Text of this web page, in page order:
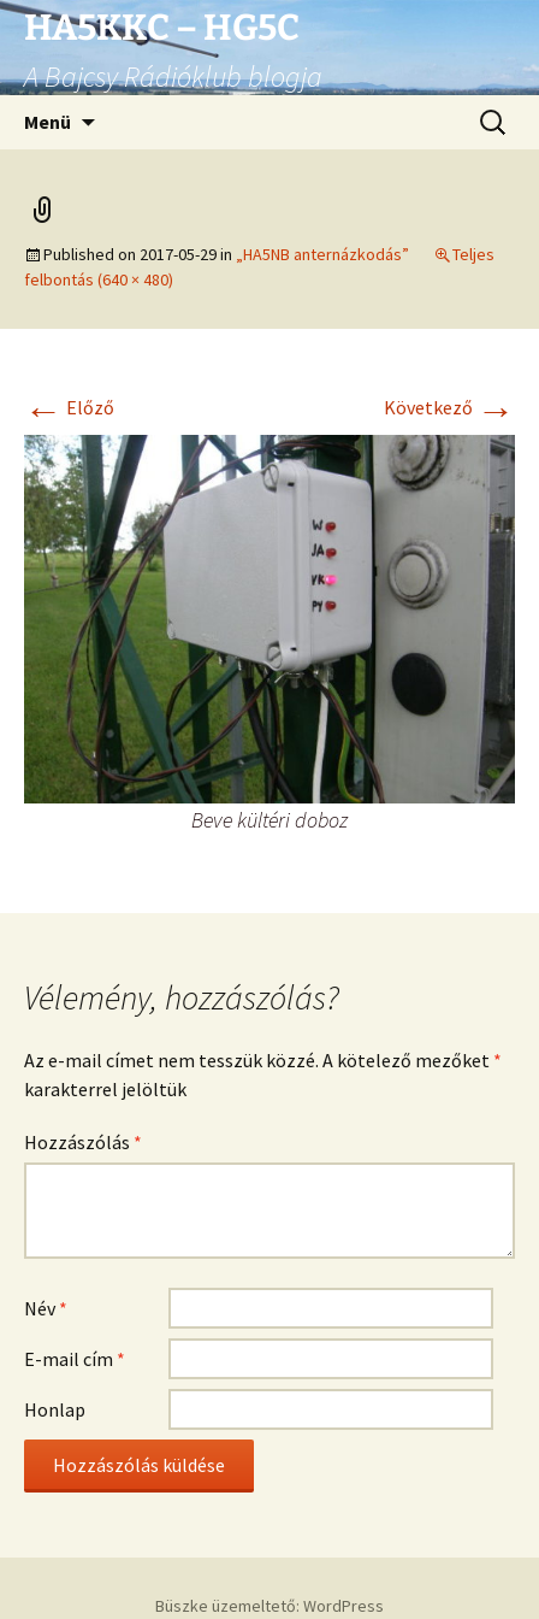
Ugrás
tartalomhoz
HA5KKC – HG5C
A Bajcsy Rádióklub blogja
Menü
Published on 2017-05-29in „HA5NB anternázkodás”
Teljes
felbontás (640 × 480)
← Előző Következő →
Beve kültéri doboz
Vélemény, hozzászólás?
Az e-mail címet nem tesszük közzé. A kötelező mezőket *
karakterrel jelöltük
Hozzászólás *
Név*
E-mail cím *
Honlap
Büszke üzemeltető: WordPress